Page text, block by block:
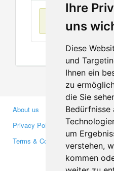
Ihre
uns
Diese
und
Ihnen ein
zu
die Sie
Bedürfnisse
um
verstehen,
kommen
No items found
About us
Privacy Policy
Terms & Conditions